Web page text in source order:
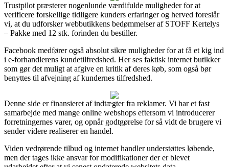
Trustpilot præsterer nogenlunde værdifulde muligheder for at
verificere forskellige tidligere kunders erfaringer og herved foreslår
vi, at du udforsker webbutikkens bedømmelser af STOFF Kertelys
– Pakke med 12 stk. forinden du bestiller.
Facebook medfører også absolut sikre muligheder for at få et kig ind
i e-forhandlerens kundetilfredshed. Her ses faktisk internet butikker
som gør det muligt at afgive en kritik af deres køb, som også bør
benyttes til afvejning af kundernes tilfredshed.
Denne side er finansieret af indtægter fra reklamer. Vi har et fast
samarbejde med mange online webshops eftersom vi introducerer
forretningernes varer, og opnår godtgørelse for så vidt de brugere vi
sender videre realiserer en handel.
Viden vedrørende tilbud og internet handler understøttes løbende,
men der tages ikke ansvar for modifikationer der er blevet